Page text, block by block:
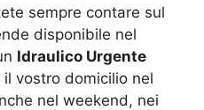
sempre contare sul
disponibile nel
Idraulico Urgente
il vostro domicilio nel
nel weekend, nei